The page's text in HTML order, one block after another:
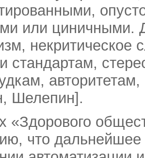
или циничными.
некритическое
стандартам,
Шелепин].
«Здорового
что